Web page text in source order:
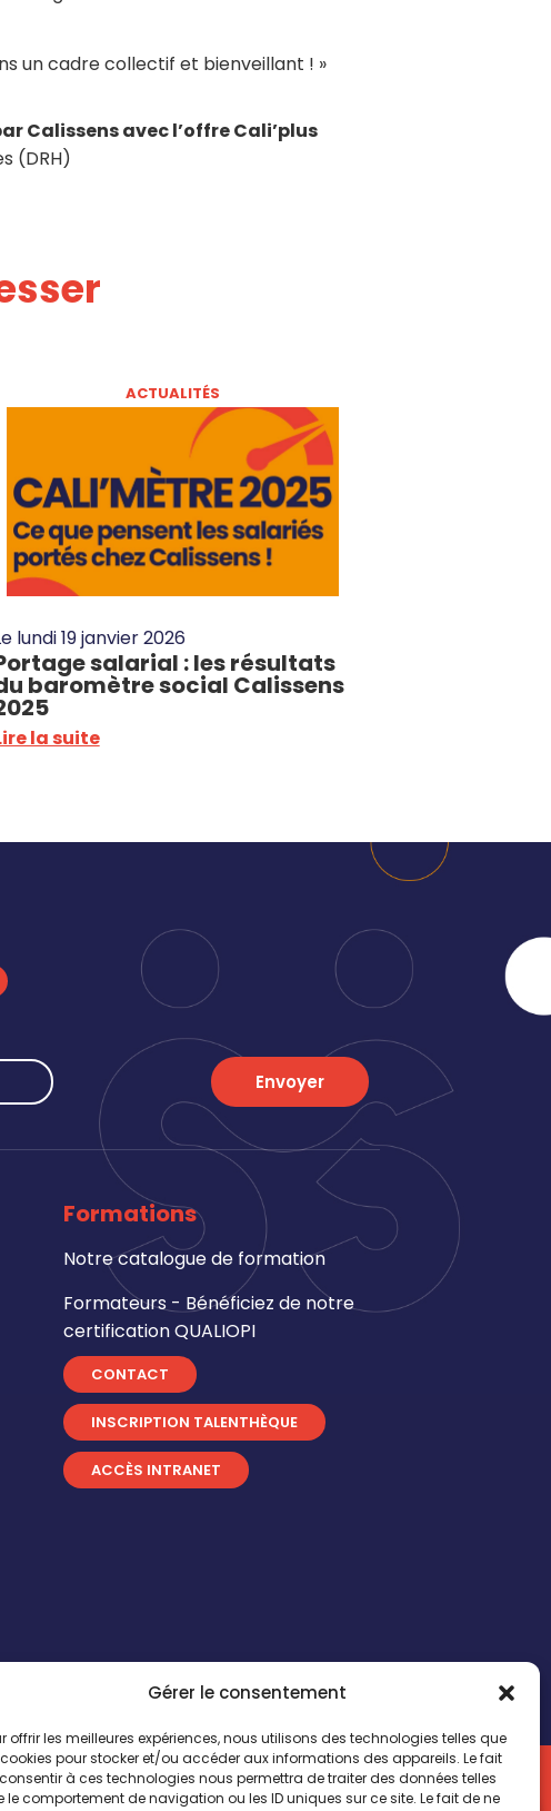
Gérer le consentement
offrir les meilleures expériences, nous utilisons des technologies telles que
pour stocker et/ou accéder aux informations des appareils. Le fait
à ces technologies nous permettra de traiter des données telles
le comportement de navigation ou les ID uniques sur ce site. Le fait de ne
un cadre collectif et bienveillant ! »
Calissens avec l’offre Cali’plus
(DRH)
ACTUALITÉS
lundi 19 janvier 2026
salarial : les résultats
baromètre social Calissens
la suite
Envoyer
Formations
Notre catalogue de formation
Formateurs - Bénéficiez de notre
certification QUALIOPI
CONTACT
INSCRIPTION TALENTHÈQUE
ACCÈS INTRANET
byComwell